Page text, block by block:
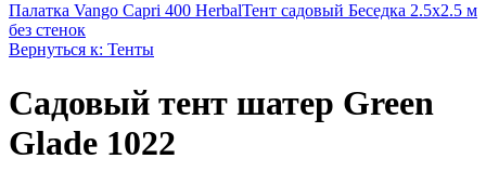
Палатка Vango Capri 400 HerbalТент садовый Беседка 2.5х2.5 м
без стенок
Вернуться к: Тенты
Садовый тент шатер Green
Glade 1022